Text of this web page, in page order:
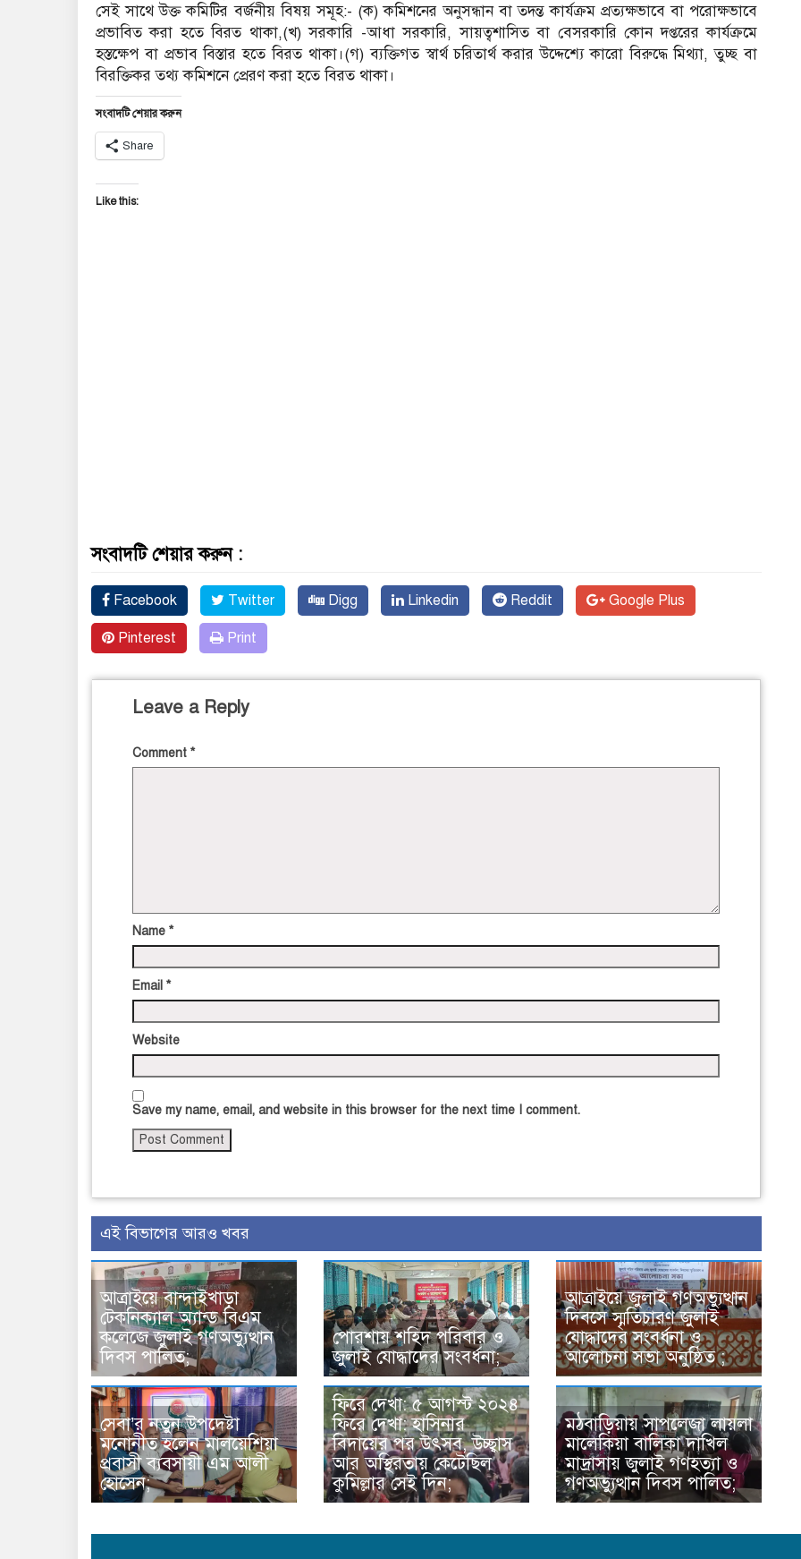
সেই সাথে উক্ত কমিটির বর্জনীয় বিষয় সমূহ:- (ক) কমিশনের অনুসন্ধান বা তদন্ত কার্যক্রম প্রত্যক্ষভাবে বা পরোক্ষভাবে
প্রভাবিত করা হতে বিরত থাকা,(খ) সরকারি -আধা সরকারি, সায়ত্বশাসিত বা বেসরকারি কোন দপ্তরের কার্যক্রমে
হস্তক্ষেপ বা প্রভাব বিস্তার হতে বিরত থাকা।(গ) ব্যক্তিগত স্বার্থ চরিতার্থ করার উদ্দেশ্যে কারো বিরুদ্ধে মিথ্যা, তুচ্ছ বা
বিরক্তিকর তথ্য কমিশনে প্রেরণ করা হতে বিরত থাকা।
সংবাদটি শেয়ার করুন
Share
Like this:
সংবাদটি শেয়ার করুন :
Facebook Twitter Digg Linkedin Reddit Google Plus
Pinterest Print
Leave a Reply
Comment *
Name *
Email *
Website
Save my name, email, and website in this browser for the next time I comment.
এই বিভাগের আরও খবর
আত্রাইয়ে বান্দাইখাড়া
টেকনিক্যাল অ্যান্ড বিএম
কলেজে জুলাই গণঅভ্যুত্থান
দিবস পালিত;
পোরশায় শহিদ পরিবার ও
জুলাই যোদ্ধাদের সংবর্ধনা;
আত্রাইয়ে জুলাই গণঅভ্যুত্থান
দিবসে স্মৃতিচারণ জুলাই
যোদ্ধাদের সংবর্ধনা ও
আলোচনা সভা অনুষ্ঠিত ;
সেবা’র নতুন উপদেষ্টা
মনোনীত হলেন মালয়েশিয়া
প্রবাসী ব্যবসায়ী এম আলী
হোসেন;
ফিরে দেখা: ৫ আগস্ট ২০২৪
ফিরে দেখা: হাসিনার
বিদায়ের পর উৎসব, উচ্ছ্বাস
আর অস্থিরতায় কেটেছিল
কুমিল্লার সেই দিন;
মঠবাড়িয়ায় সাপলেজা লায়লা
মালেকিয়া বালিকা দাখিল
মাদ্রাসায় জুলাই গণহত্যা ও
গণঅভ্যুত্থান দিবস পালিত;